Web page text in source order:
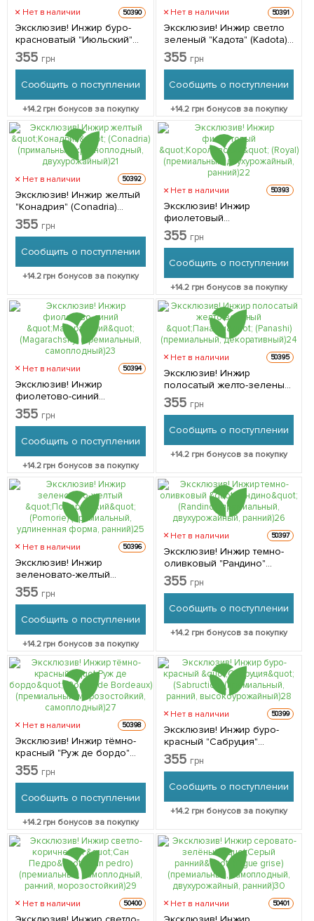
Нет в наличии 50390
Эксклюзив! Инжир буро-
красноватый "Июльский"
(July) (премиальный,
крупноплодный,
в упаковке
355 грн
Сообщить о поступлении
+14.2грн бонусов за покупку
Нет в наличии 50391
Эксклюзив! Инжир светло
зеленый "Кадота" (Kadota)
(премиальный,
высокоурожайный,
саженец в упаковке
355 грн
Сообщить о поступлении
+14.2 грн бонусов за покупку
Нет в наличии 50392
Эксклюзив! Инжир желтый
"Конадрия" (Conadria)
(примальный,
крупноплодный,
в упаковке
355 грн
Сообщить о поступлении
+14.2грн бонусов за покупку
Нет в наличии 50393
Эксклюзив! Инжир
фиолетовый
"Королевский" (Royal)
(премиальный,
саженец в упаковке
355 грн
Сообщить о поступлении
+14.2 грн бонусов за покупку
Нет в наличии 50394
Эксклюзив! Инжир
фиолетово-синий
"Магарачский"
(Magarachsky)
самоплодный) 1 саженец в
упаковке
355 грн
Сообщить о поступлении
+14.2грн бонусов за покупку
Нет в наличии 50395
Эксклюзив! Инжир
полосатый желто-зеленый
"Панаши" (Panashi)
(премиальный,
упаковке
355 грн
Сообщить о поступлении
+14.2 грн бонусов за покупку
Нет в наличии 50396
Эксклюзив! Инжир
зеленовато-желтый
"Поморийский" (Pomorie)
(премиальный, удлиненная
в упаковке
355 грн
Сообщить о поступлении
+14.2грн бонусов за покупку
Нет в наличии 50397
Эксклюзив! Инжир темно-
оливковый "Рандино"
(Randino) (премиальный,
двухурожайный, ранний) 1
355 грн
Сообщить о поступлении
+14.2 грн бонусов за покупку
Нет в наличии 50398
Эксклюзив! Инжир тёмно-
красный "Руж де бордо"
(Rouge de Bordeaux)
(премиальный,
самоплодный) 1 саженец в
упаковке
355 грн
Сообщить о поступлении
+14.2грн бонусов за покупку
Нет в наличии 50399
Эксклюзив! Инжир буро-
красный "Сабруция"
(Sabruction) (премиальный,
ранний, высокоурожайный)
355 грн
Сообщить о поступлении
+14.2 грн бонусов за покупку
Нет в наличии 50400 Нет в наличии 50401